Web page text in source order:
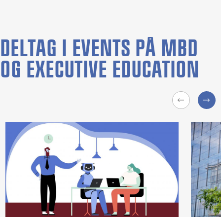
DELTAG I EVENTS PÅ MBD
OG EXECUTIVE EDUCATION